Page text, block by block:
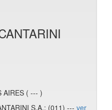
AIRES ( --- )
S.A.: (011) --- ver